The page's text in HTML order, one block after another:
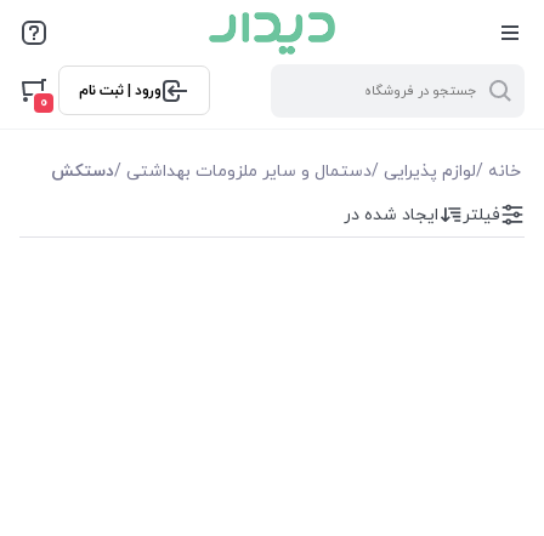
ورود | ثبت نام
0
خانه /لوازم پذیرایی /دستمال و سایر ملزومات بهداشتی /دستکش
فیلترها
موجودی
نمایش همه محصولاتفیلتر ایجاد شده در